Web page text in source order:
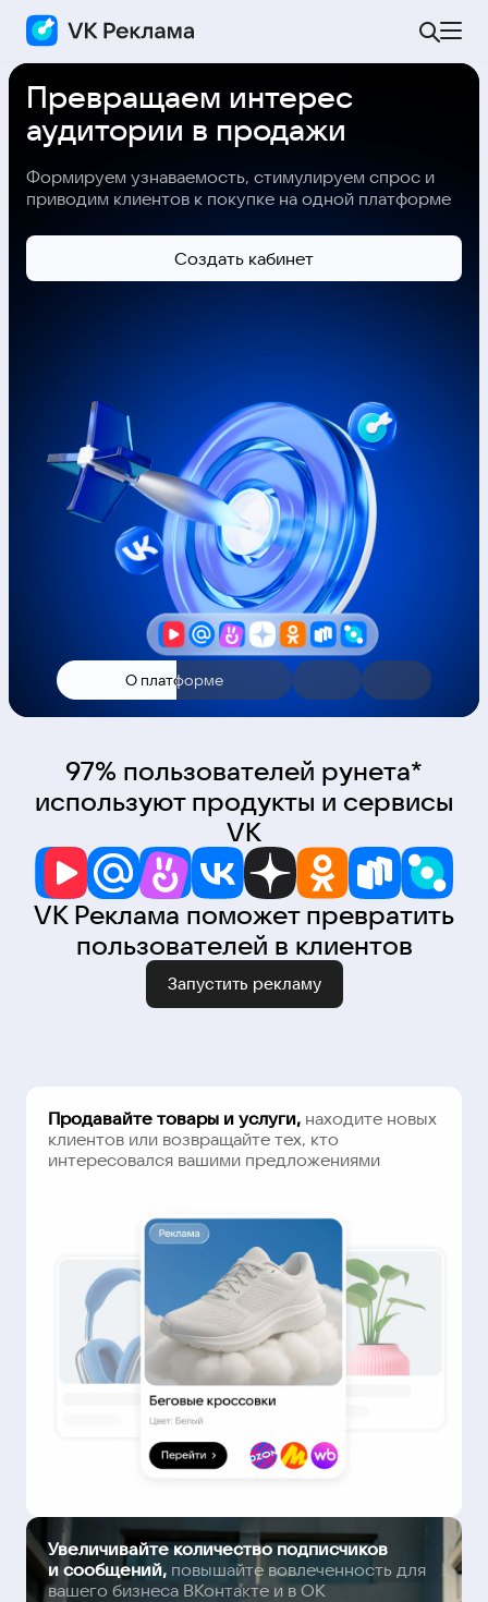
Превращаем интерес
аудитории в продажи
Формируем узнаваемость, стимулируем спрос и
приводим клиентов к покупке на одной платформе
Cоздать кабинет
О платформе
97% пользователей рунета*
используют продукты и сервисы
VK
VK Реклама поможет превратить
пользователей в клиентов
Запустить рекламу
Продавайте товары и услуги, находите новых
клиентов или возвращайте тех, кто
интересовался вашими предложениями
Увеличивайте количество подписчиков
и сообщений, повышайте вовлеченность для
вашего бизнеса ВКонтакте и в ОК